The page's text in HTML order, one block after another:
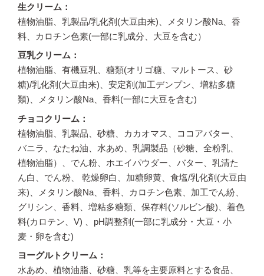
生クリーム
植物油脂、乳製品/乳化剤(大豆由来)、メタリン酸Na、香
料、カロチン色素(一部に乳成分、大豆を含む）
豆乳クリーム
植物油脂、有機豆乳、糖類(オリゴ糖、マルトース、砂
糖)/乳化剤(大豆由来)、安定剤(加工デンプン、増粘多糖
類)、メタリン酸Na、香料(一部に大豆を含む)
チョコクリーム
植物油脂、乳製品、砂糖、カカオマス、ココアバター、
バニラ、なたね油、水あめ、乳調製品（砂糖、全粉乳、
植物油脂）、でん粉、ホエイパウダー、バター、乳清た
ん白、でん粉、 乾燥卵白、加糖卵黄、食塩/乳化剤(大豆由
来)、メタリン酸Na、香料、カロチン色素、加工でん紛、
グリシン、香料、増粘多糖類、保存料(ソルビン酸)、着色
料(カロテン、V) 、pH調整剤(一部に乳成分・大豆・小
麦・卵を含む)
ヨーグルトクリーム
水あめ、植物油脂、砂糖、乳等を主要原料とする食品、